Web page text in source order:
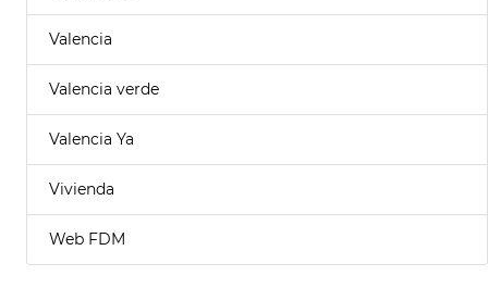
Valencia
Valencia verde
Valencia Ya
Vivienda
Web FDM